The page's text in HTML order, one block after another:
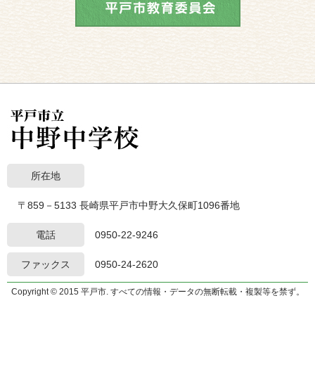
所在地
〒859－5133 長崎県平戸市中野大久保町1096番地
電話 0950-22-9246
ファックス 0950-24-2620
Copyright © 2015 平戸市. すべての情報・データの無断転載・複製等を禁ず。